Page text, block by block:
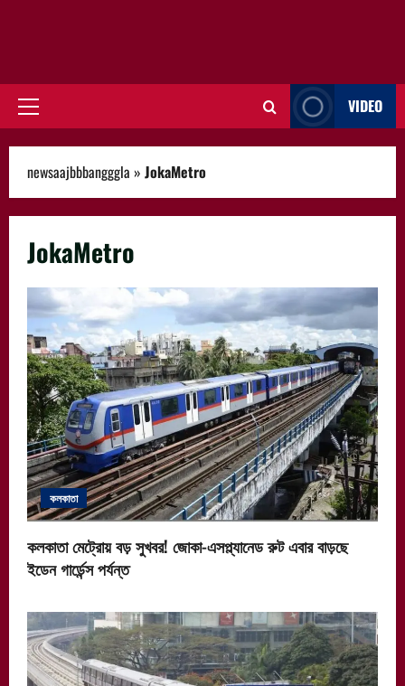
Primary
VIDEO
newsaajbbbangggla » JokaMetro
JokaMetro
কলকাতা
কলকাতা মেট্রোয় বড় সুখবর! জোকা-এসপ্ল্যানেড রুট এবার বাড়ছে
ইডেন গার্ডেন্স পর্যন্ত